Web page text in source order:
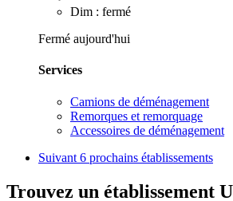
Dim : fermé
Fermé aujourd'hui
Services
Camions de déménagement
Remorques et remorquage
Accessoires de déménagement
Suivant 6 prochains établissements
Trouvez un établissement